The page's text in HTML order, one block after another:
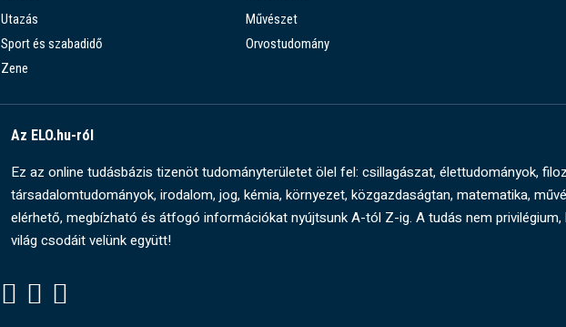
Utazás
Sport és szabadidő
Zene
Művészet
Orvostudomány
Az ELO.hu-ról
Ez az online tudásbázis tizenöt tudományterületet ölel fel: csillagászat, élettudományok,
társadalomtudományok, irodalom, jog, kémia, környezet, közgazdaságtan, matematika,
elérhető, megbízható és átfogó információkat nyújtsunk A-tól Z-ig. A tudás nem
világ csodáit velünk együtt!